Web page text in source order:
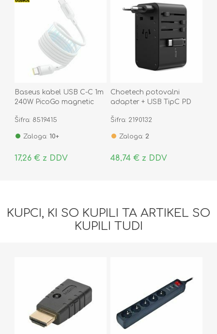
Baseus kabel USB C-C 1m
240W PicoGo magnetic
00
Šifra: 8519415
Zaloga: 10+
17,26 € z DDV
Choetech potovalni
adapter + USB TipC PD
USA UK AU PD5022
Šifra: 2190132
Zaloga: 2
48,74 € z DDV
KUPCI, KI SO KUPILI TA ARTIKEL SO
KUPILI TUDI